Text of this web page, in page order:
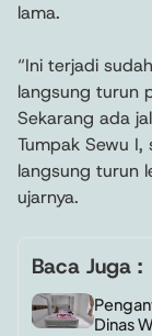
lama.
“Ini terjadi
langsung turun
Sekarang ada
Tumpak Sewu
langsung turun
ujarnya.
Baca Juga :
Dinas